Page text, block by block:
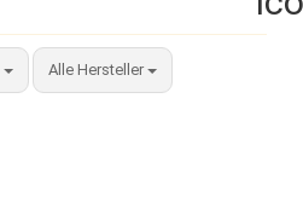
Alle Hersteller